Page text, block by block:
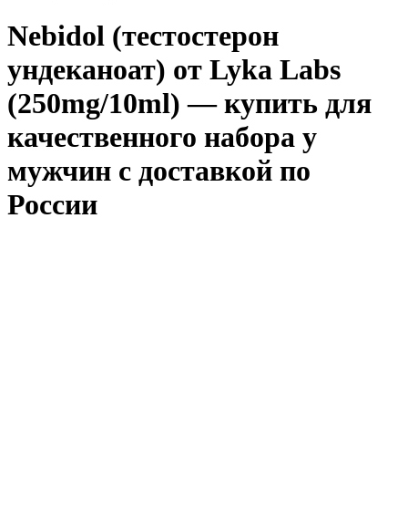
Nebidol (тестостерон
ундеканоат) от Lyka Labs
(250mg/10ml) — купить для
качественного набора у
мужчин с доставкой по
России